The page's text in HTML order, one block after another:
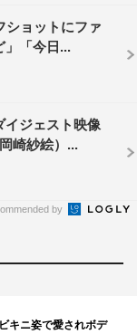
ショットにファ
」「今日...
イジェスト映像
崎紗絵）...
by
キニ姿で愛されボデ